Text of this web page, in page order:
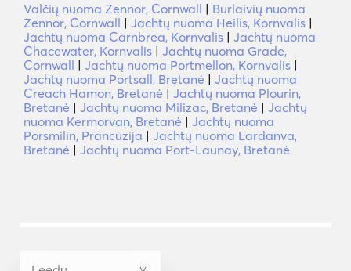
Valčių nuoma Zennor, Cornwall | Burlaivių nuoma
Zennor, Cornwall | Jachtų nuoma Heilis, Kornvalis |
Jachtų nuoma Carnbrea, Kornvalis | Jachtų nuoma
Chacewater, Kornvalis | Jachtų nuoma Grade,
Cornwall | Jachtų nuoma Portmellon, Kornvalis |
Jachtų nuoma Portsall, Bretanė | Jachtų nuoma
Creach Hamon, Bretanė | Jachtų nuoma Plourin,
Bretanė | Jachtų nuoma Milizac, Bretanė | Jachtų
nuoma Kermorvan, Bretanė | Jachtų nuoma
Porsmilin, Prancūzija | Jachtų nuoma Lardanva,
Bretanė | Jachtų nuoma Port-Launay, Bretanė